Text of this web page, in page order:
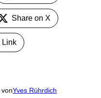
Share on X
Link
Yves Rührdich